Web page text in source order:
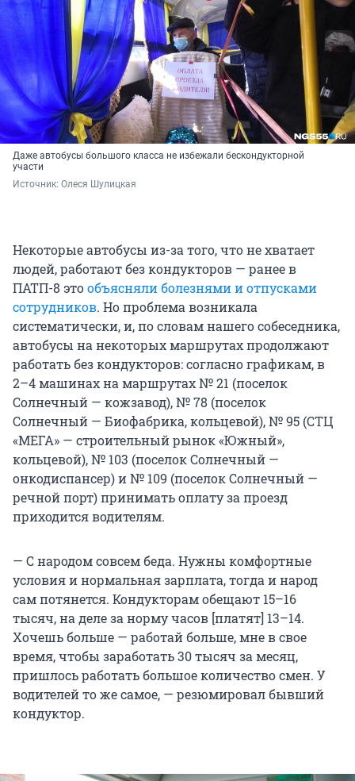
Даже автобусы большого класса не избежали бескондукторной
участи
Источник: Олеся Шулицкая
Некоторые автобусы из-за того, что не хватает
людей, работают без кондукторов — ранее в
ПАТП-8 этообъясняли болезнями и отпусками
сотрудников. Но проблема возникала
систематически, и, по словам нашего собеседника,
автобусы на некоторых маршрутах продолжают
работать без кондукторов: согласно графикам, в
2–4 машинах на маршрутах № 21 (поселок
Солнечный — кожзавод), № 78 (поселок
Солнечный — Биофабрика, кольцевой), № 95 (СТЦ
«МЕГА» — строительный рынок «Южный»,
кольцевой), № 103 (поселок Солнечный —
онкодиспансер) и № 109 (поселок Солнечный —
речной порт) принимать оплату за проезд
приходится водителям.
— С народом совсем беда. Нужны комфортные
условия и нормальная зарплата, тогда и народ
сам потянется. Кондукторам обещают 15–16
тысяч, на деле за норму часов [платят] 13–14.
Хочешь больше — работай больше, мне в свое
время, чтобы заработать 30 тысяч за месяц,
пришлось работать большое количество смен. У
водителей то же самое, — резюмировал бывший
кондуктор.